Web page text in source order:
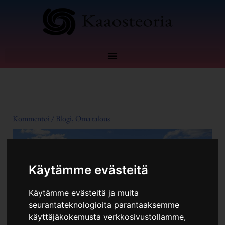
Käytämme evästeitä
Käytämme evästeitä ja muita
seurantateknologioita parantaaksemme
käyttäjäkokemusta verkkosivustollamme,
Kommentoi / Blogi, Oma talous